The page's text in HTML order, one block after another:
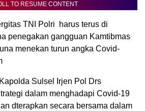
TO RESUME CONTENT
TNI Polri harus terus di
penegakan gangguan Kamtibmas
menekan turun angka Covid-
Sulsel Irjen Pol Drs
dalam menghadapi Covid-19
dterapkan secara bersama dalam